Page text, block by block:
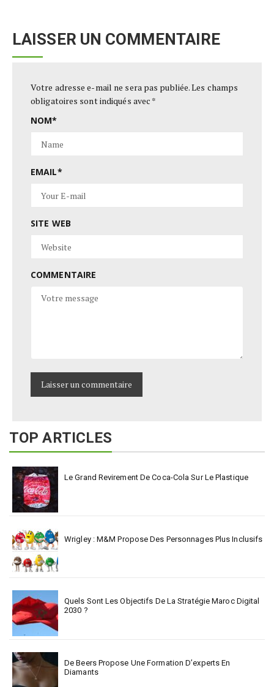
LAISSER UN COMMENTAIRE
Votre adresse e-mail ne sera pas publiée.Les champs
obligatoires sont indiqués avec *
NOM*
EMAIL*
SITE WEB
COMMENTAIRE
TOP ARTICLES
Le Grand Revirement De Coca-Cola Sur Le Plastique
Wrigley : M&M Propose Des Personnages Plus Inclusifs
Quels Sont Les Objectifs De La Stratégie Maroc Digital
2030 ?
De Beers Propose Une Formation D’experts En
Diamants